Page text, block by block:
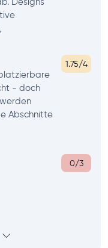
- doch
Abschnitte
1.75/4
0/3